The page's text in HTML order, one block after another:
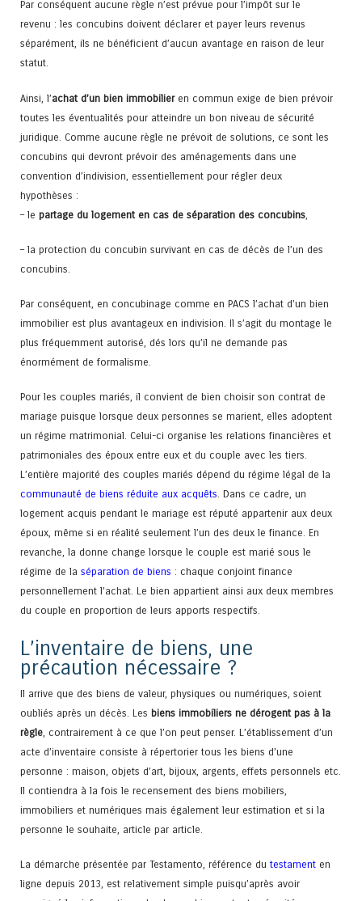
Par conséquent aucune règle n’est prévue pour l’impôt sur le
revenu : les concubins doivent déclarer et payer leurs revenus
séparément, ils ne bénéficient d’aucun avantage en raison de leur
statut.
Ainsi, l’achat d’un bien immobilieren commun exige de bien prévoir
toutes les éventualités pour atteindre un bon niveau de sécurité
juridique. Comme aucune règle ne prévoit de solutions, ce sont les
concubins qui devront prévoir des aménagements dans une
convention d’indivision, essentiellement pour régler deux
hypothèses :
– le partage du logement en cas de séparation des concubins
– la protection du concubin survivant en cas de décès de l’un des
concubins.
Par conséquent, en concubinage comme en PACS l’achat d’un bien
immobilier est plus avantageux en indivision. Il s’agit du montage le
plus fréquemment autorisé, dés lors qu’il ne demande pas
énormément de formalisme.
Pour les couples mariés, il convient de bien choisir son contrat de
mariage puisque lorsque deux personnes se marient, elles adoptent
un régime matrimonial. Celui-ci organise les relations financières et
patrimoniales des époux entre eux et du couple avec les tiers.
L’entière majorité des couples mariés dépend du régime légal de la
communauté de biens réduite aux acquêts. Dans ce cadre, un
logement acquis pendant le mariage est réputé appartenir aux deux
époux, même si en réalité seulement l’un des deux le finance. En
revanche, la donne change lorsque le couple est marié sous le
régime de la séparation de biens : chaque conjoint finance
personnellement l’achat. Le bien appartient ainsi aux deux membres
du couple en proportion de leurs apports respectifs.
L’inventaire de biens, une
précaution nécessaire ?
Il arrive que des biens de valeur, physiques ou numériques, soient
oubliés après un décès. Les biens immobiliers ne dérogent pas à la
règle , contrairement à ce que l’on peut penser. L’établissement d’un
acte d’inventaire consiste à répertorier tous les biens d’une
personne : maison, objets d’art, bijoux, argents, effets personnels etc.
Il contiendra à la fois le recensement des biens mobiliers,
immobiliers et numériques mais également leur estimation et si la
personne le souhaite, article par article.
La démarche présentée par Testamento, référence dutestament en
ligne depuis 2013, est relativement simple puisqu’après avoir